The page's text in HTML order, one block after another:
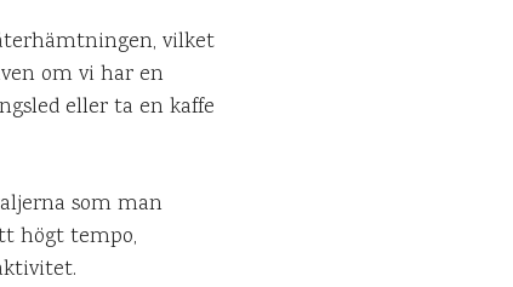
vilket
om vi har en
eller ta en kaffe
som man
högt tempo,